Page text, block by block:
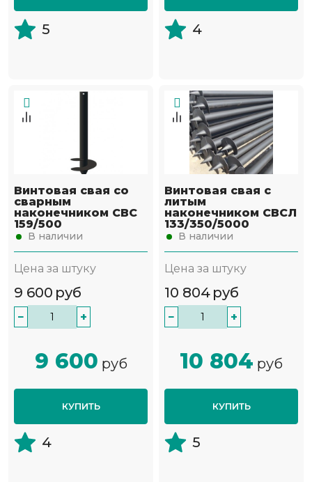
5 4
Винтовая свая со
сварным
наконечником СВС
159/500
В наличии
Цена за штуку
9 600 руб
− +
9 600 руб
КУПИТЬ
4
Винтовая свая с
литым
наконечником СВСЛ
133/350/5000
В наличии
Цена за штуку
10 804 руб
− +
10 804 руб
КУПИТЬ
5